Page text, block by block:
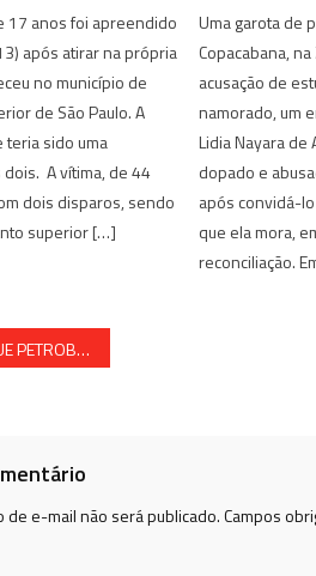
17 anos foi apreendido
após atirar na própria
no município de
de São Paulo. A
teria sido uma
A vítima, de 44
dois disparos, sendo
superior […]
Uma garota de
Copacabana,
acusação de
namorado, um
Lidia Nayara
dopado e
após convidá-
que ela mora,
reconciliação.
PARA VENDER REFINARIAS
de e-mail não será publicado.Campos